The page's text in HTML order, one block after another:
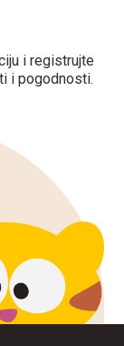
i registrujte
i pogodnosti.